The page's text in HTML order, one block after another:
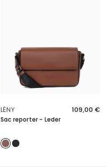
LÉNY 109,00 €
Sac reporter - Leder
Cognac
Noir